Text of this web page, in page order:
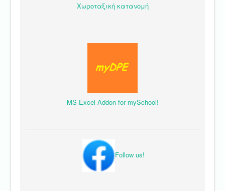
Χωροταξική κατανομή
MS Excel Addon for mySchool!
Follow us!